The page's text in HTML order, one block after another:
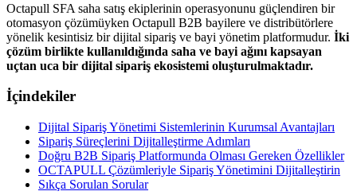
Octapull SFA saha satış ekiplerinin operasyonunu güçlendiren bir
otomasyon çözümüyken Octapull B2B bayilere ve distribütörlere
yönelik kesintisiz bir dijital sipariş ve bayi yönetim platformudur. İki
çözüm birlikte kullanıldığında saha ve bayi ağını kapsayan
uçtan uca bir dijital sipariş ekosistemi oluşturulmaktadır.
İçindekiler
Dijital Sipariş Yönetimi Sistemlerinin Kurumsal Avantajları
Sipariş Süreçlerini Dijitalleştirme Adımları
Doğru B2B Sipariş Platformunda Olması Gereken Özellikler
OCTAPULL Çözümleriyle Sipariş Yönetimini Dijitalleştirin
Sıkça Sorulan Sorular